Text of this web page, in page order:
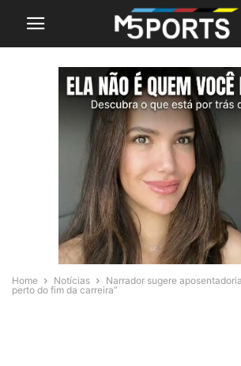
Home Notícias
Narrador sugere
perto do fim da carreira”